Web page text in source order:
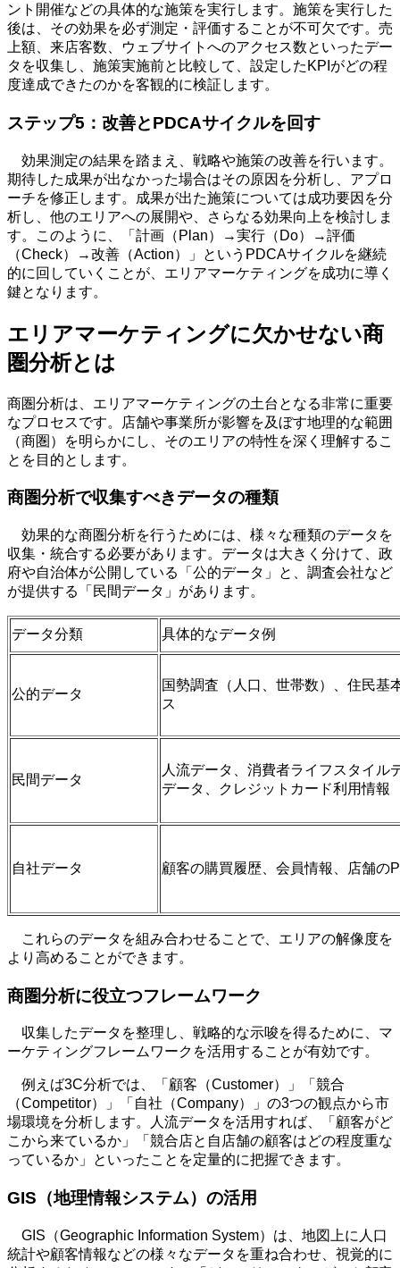
ント開催などの具体的な施策を実行します。施策を実行した
後は、その効果を必ず測定・評価することが不可欠です。売
上額、来店客数、ウェブサイトへのアクセス数といったデー
タを収集し、施策実施前と比較して、設定した KPI がどの程
度達成できたのかを客観的に検証します。
ステップ5 ：改善とPDCAサイクルを回す
効果測定の結果を踏まえ、戦略や施策の改善を行います。
期待した成果が出なかった場合はその原因を分析し、アプロ
ーチを修正します。成果が出た施策については成功要因を分
析し、他のエリアへの展開や、さらなる効果向上を検討しま
す。このように、「計画（ Plan） →実行（ Do） →評価
（Check） →改善（Action）」という PDCAサイクルを継続
的に回していくことが、エリアマーケティングを成功に導く
鍵となります。
エリアマーケティングに欠かせない商
圏分析とは
商圏分析は、エリアマーケティングの土台となる非常に重要
なプロセスです。店舗や事業所が影響を及ぼす地理的な範囲
（商圏）を明らかにし、そのエリアの特性を深く理解するこ
とを目的とします。
商圏分析で収集すべきデータの種類
効果的な商圏分析を行うためには、様々な種類のデータを
収集・統合する必要があります。データは大きく分けて、政
府や自治体が公開している「公的データ」と、調査会社など
が提供する「民間データ」があります。
データ分類 具体的なデータ例
公的データ
国勢調査（人口、世帯数）、住民基
ス
民間データ
人流データ、消費者ライフスタイル
データ、クレジットカード利用情報
自社データ 顧客の購買履歴、会員情報、店舗の
これらのデータを組み合わせることで、エリアの解像度を
より高めることができます。
商圏分析に役立つフレームワーク
収集したデータを整理し、戦略的な示唆を得るために、マ
ーケティングフレームワークを活用することが有効です。
例えば3C分析では、「顧客（Customer）」「競合
（Competitor）」「自社（Company）」の3つの観点から市
場環境を分析します。人流データを活用すれば、「顧客がど
こから来ているか」「競合店と自店舗の顧客はどの程度重な
っているか」といったことを定量的に把握できます。
GIS（地理情報システム）の活用
GIS（Geographic Information System）は、地図上に人口
統計や顧客情報などの様々なデータを重ね合わせ、視覚的に